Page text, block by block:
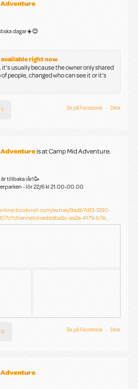
Adventure
dagar☀️😊
right now
usually because the owner only shared
people, changed who can see it or it's
Se på Facebook · Dela
1
Adventureis at Camp Mid Adventure.
tillbaka iår!🥳
- lör 22/6 kl 21.00-00.00
extras/9adb7df3-1290-
aa2e-4179-b7e...
Se på Facebook · Dela
0
Adventure